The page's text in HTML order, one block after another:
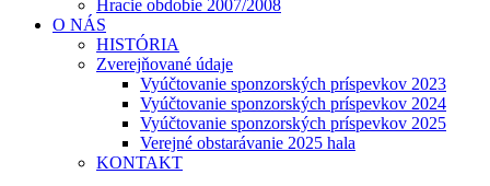
Hracie obdobie 2007/2008
O NÁS
HISTÓRIA
Zverejňované údaje
Vyúčtovanie sponzorských príspevkov 2023
Vyúčtovanie sponzorských príspevkov 2024
Vyúčtovanie sponzorských príspevkov 2025
Verejné obstarávanie 2025 hala
KONTAKT